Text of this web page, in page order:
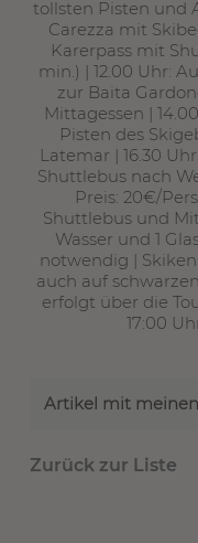
tollsten Pisten und
Carezza mit
Karerpass mit
min.) | 12.00 Uhr:
zur Baita
Mittagessen |
Pisten des
Latemar | 16.30
Shuttlebus nach
Preis: 20€/
Shuttlebus und
Wasser und 1
notwendig |
auch auf
erfolgt über die
17:00
Artikel mit
Zurück zur Liste